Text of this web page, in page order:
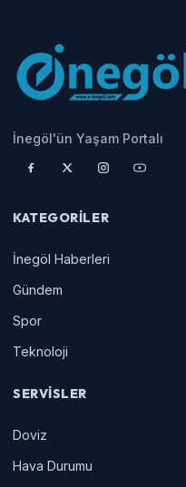
İnegöl'ün Yaşam Portalı
KATEGORILER
İnegöl Haberleri
Gündem
Spor
Teknoloji
SERVISLER
Doviz
Hava Durumu